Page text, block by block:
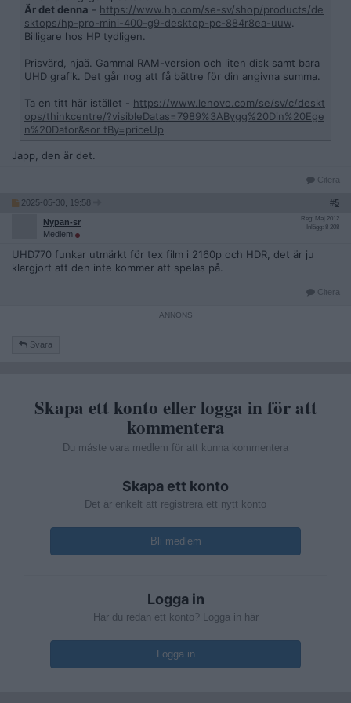
Är det denna - https://www.hp.com/se-sv/shop/products/de
sktops/hp-pro-mini-400-g9-desktop-pc-884r8ea-uuw
Billigare hos HP tydligen.
Prisvärd, njaä. Gammal RAM-version och liten disk samt bara
UHD grafik. Det går nog att få bättre för din angivna summa.
Ta en titt här istället - https://www.lenovo.com/se/sv/c/deskt
ops/thinkcentre/?visibleDatas=7989%3ABygg%20Din%20Ege
n%20Dator&sor tBy=priceUp
Japp, den är det.
Citera
2025-05-30, 19:58 #5
Nypan-sr
Medlem
Reg: Maj 2012
Inlägg: 8 208
UHD770 funkar utmärkt för tex film i 2160p och HDR, det är ju
klargjort att den inte kommer att spelas på.
Citera
Svara
Skapa ett konto eller logga in för att
kommentera
Du måste vara medlem för att kunna kommentera
Skapa ett konto
Det är enkelt att registrera ett nytt konto
Bli medlem
Logga in
Har du redan ett konto? Logga in här
Logga in